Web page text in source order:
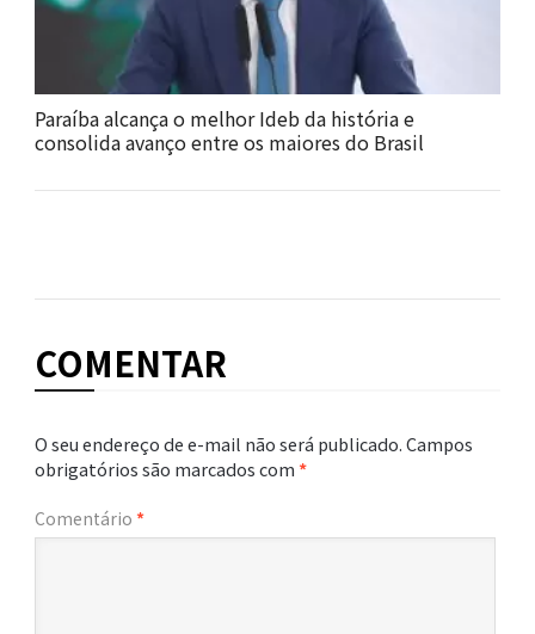
Paraíba alcança o melhor Ideb da história e
consolida avanço entre os maiores do Brasil
COMENTAR
O seu endereço de e-mail não será publicado.Campos
obrigatórios são marcados com*
Comentário *